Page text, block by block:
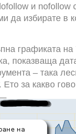
и nofollow
да избирате в
графиката
показваща
– така
за какво